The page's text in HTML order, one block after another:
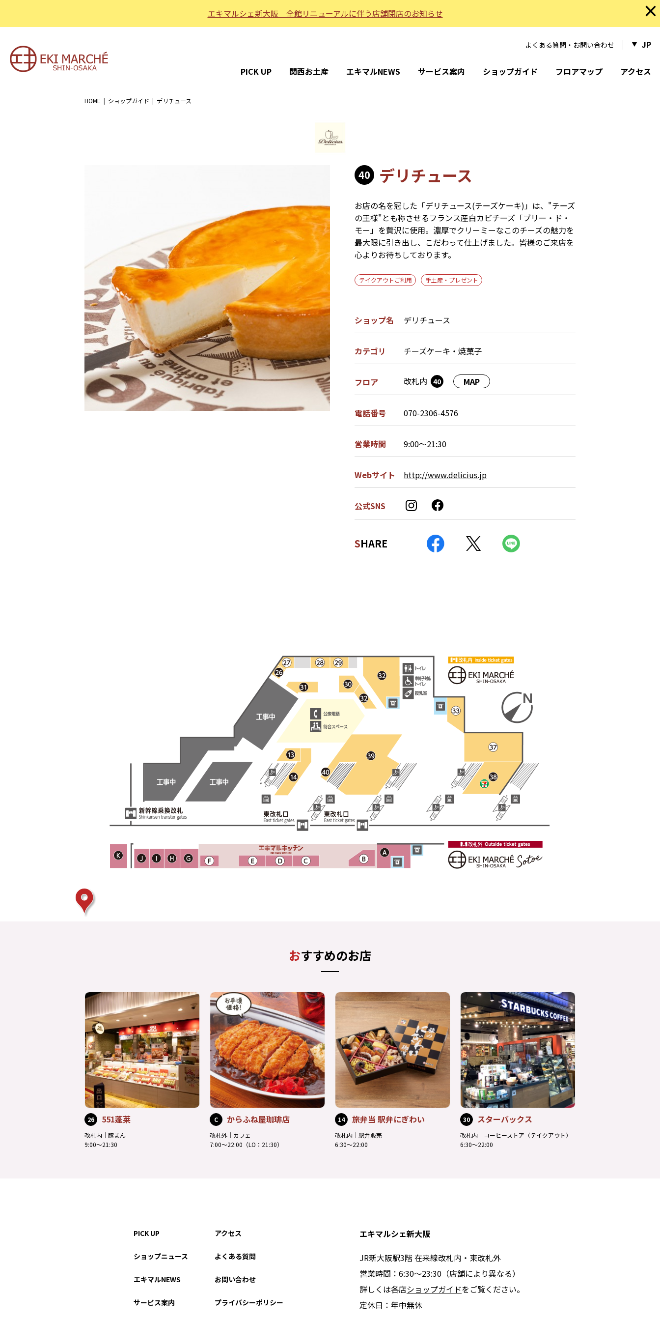
エキマルシェ新大阪 全館リニューアルに伴う店舗閉店のお知らせ ×
よくある質問・お問い合わせ JP
PICK UP 関西お土産 エキマルNEWS サービス案内 ショップガイド フロアマップ アクセス
HOME ショップガイド デリチュース
40 デリチュース
お店の名を冠した「デリチュース(チーズケーキ)」は、"チーズ
の王様"とも称させるフランス産白カビチーズ「ブリー・ド・
モー」を贅沢に使用。濃厚でクリーミーなこのチーズの魅力を
最大限に引き出し、こだわって仕上げました。皆様のご来店を
心よりお待ちしております。
テイクアウトご利用 手土産・プレゼント
ショップ名 デリチュース
カテゴリ チーズケーキ・焼菓子
フロア 改札内 40 MAP
電話番号 070-2306-4576
営業時間 9:00～21:30
Webサイト http://www.delicius.jp
公式SNS
SHARE
おすすめのお店
26 551蓬莱
改札内｜豚まん
9:00～21:30
C からふね屋珈琲店
改札外｜カフェ
7:00～22:00（LO：21:30）
14 旅弁当 駅弁にぎわい
改札内｜駅弁販売
6:30～22:00
30 スターバックス
改札内｜コーヒーストア（テイクアウト）
6:30～22:00
PICK UP
ショップニュース
エキマルNEWS
サービス案内
アクセス
よくある質問
お問い合わせ
プライバシーポリシー
エキマルシェ新大阪
JR新大阪駅3階 在来線改札内・東改札外
営業時間：6:30〜23:30（店舗により異なる）
詳しくは各店ショップガイドをご覧ください。
定休日：年中無休